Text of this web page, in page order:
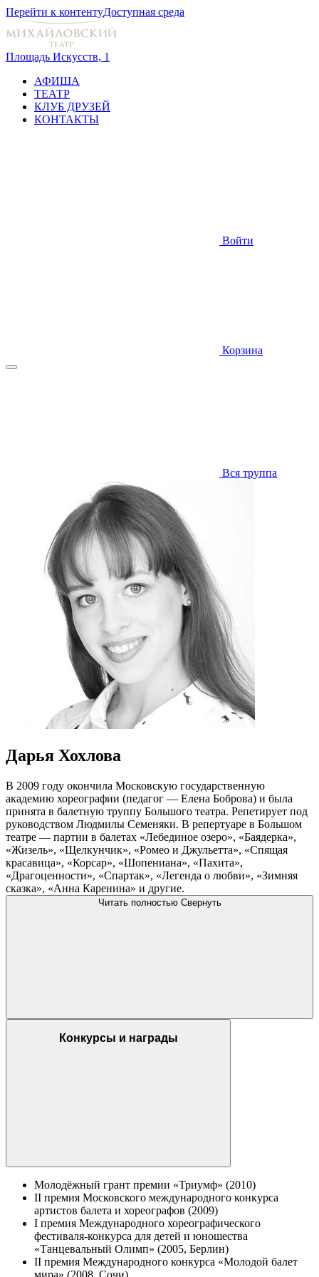
Перейти к контентуДоступная среда
Площадь Искусств, 1
АФИША
ТЕАТР
КЛУБ ДРУЗЕЙ
КОНТАКТЫ
Войти
Корзина
Вся труппа
Дарья Хохлова
В 2009 году окончила Московскую государственную
академию хореографии (педагог — Елена Боброва) и была
принята в балетную труппу Большого театра. Репетирует под
руководством Людмилы Семеняки. В репертуаре в Большом
театре — партии в балетах «Лебединое озеро», «Баядерка»,
«Жизель», «Щелкунчик», «Ромео и Джульетта», «Спящая
красавица», «Корсар», «Шопениана», «Пахита»,
«Драгоценности», «Спартак», «Легенда о любви», «Зимняя
сказка», «Анна Каренина» и другие.
Читать полностью Свернуть
Конкурсы и награды
Молодёжный грант премии «Триумф» (2010)
II премия Московского международного конкурса
артистов балета и хореографов (2009)
I премия Международного хореографического
фестиваля-конкурса для детей и юношества
«Танцевальный Олимп» (2005, Берлин)
II премия Международного конкурса «Молодой балет
мира» (2008, Сочи)